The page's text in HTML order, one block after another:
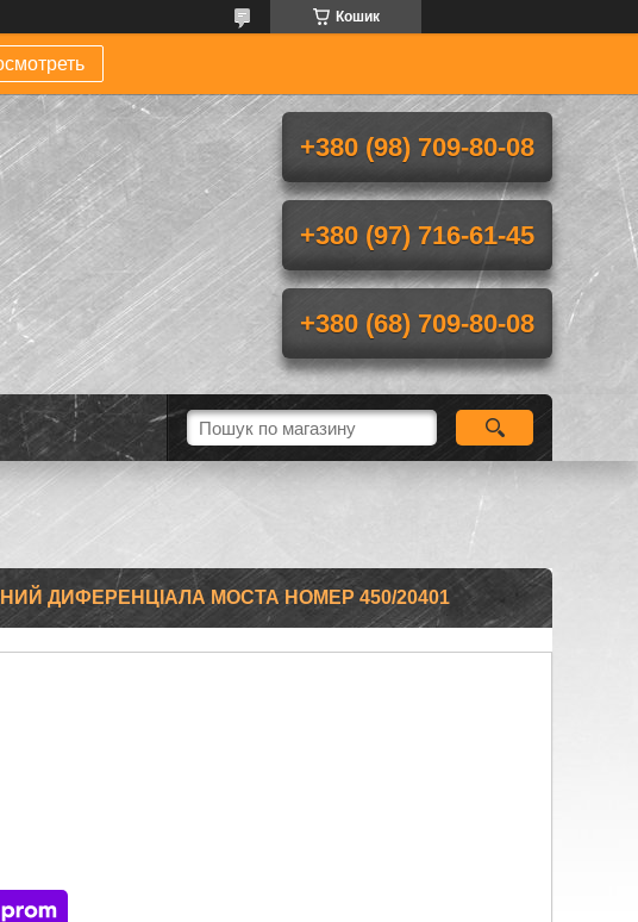
Кошик
+380 (98) 709-80-08
+380 (97) 716-61-45
+380 (68) 709-80-08
ДИФЕРЕНЦІАЛА МОСТА НОМЕР 450/20401